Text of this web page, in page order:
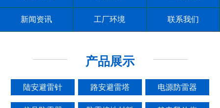
新闻资讯 工厂环境 联系我们
产品展示
陆安避雷针 路安避雷塔 电源防雷器